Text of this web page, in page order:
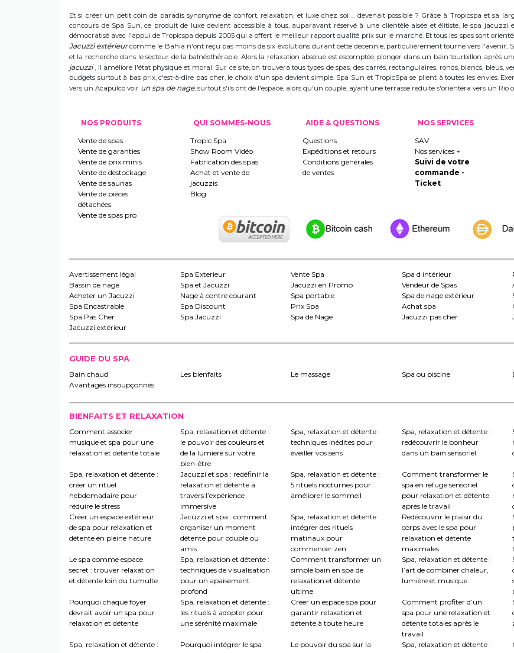
Et si créer un petit coin de paradis synonyme de confort, relaxation, et luxe chez soi ... devenait possible ? Grâce à Tropicspa et sa
concours de Spa Sun, ce produit de luxe devient accessible à tous, auparavant réservé à une clientèle aisée et élitiste, le spa
démocratisé avec l'appui de Tropicspa depuis 2005 qui a offert le meilleur rapport qualité prix sur le marché. Et tous les spas sont
Jacuzzi extérieurcomme le Bahia n'ont reçu pas moins de six évolutions durant cette décennie, particulièrement tourné vers l'avenir,
et la recherche dans le secteur de la balnéothérapie. Alors la relaxation absolue est escomptée, plonger dans un bain tourbillon après
jacuzzi, il améliore l'état physique et moral. Sur ce site, on trouvera tous types de spas, des carrés, rectangulaires, ronds, blancs, bleus,
budgets surtout à bas prix, c'est-à-dire pas cher, le choix d'un spa devient simple. Spa Sun et TropicSpa se plient à toutes les envies.
vers un Acapulco voir un spa de nage, surtout s'ils ont de l'espace, alors qu'un couple, ayant une terrasse réduite s'orientera vers un Rio
NOS PRODUITS
Vente de spas
Vente de garanties
Vente de prix minis
Vente de destockage
Vente de saunas
Vente de pièces
détachées
Vente de spas pro
QUI SOMMES-NOUS
Tropic Spa
Show Room Vidéo
Fabrication des spas
Achat et vente de
jacuzzis
Blog
AIDE & QUESTIONS
Questions
Expéditions et retours
Conditions générales
de ventes
NOS SERVICES
SAV
Nos services +
Suivi de votre
commande -
Ticket
Avertissement légal Spa Exterieur Vente Spa Spa d intérieur
Bassin de nage
Spa et Jacuzzi Jacuzzi en Promo Vendeur de Spas
Acheter un Jacuzzi
Nage à contre courant Spa portable Spa de nage extérieur
Spa Encastrable
Spa Discount Prix Spa Achat spa
Spa Pas Cher
Spa Jacuzzi Spa de Nage Jacuzzi pas cher
Jacuzzi extérieur
GUIDE DU SPA
Bain chaud Les bienfaits Le massage Spa ou piscine
Avantages insoupçonnés
BIENFAITS ET RELAXATION
Comment associer
musique et spa pour une
relaxation et détente totale
Spa, relaxation et détente :
le pouvoir des couleurs et
de la lumière sur votre
bien-être
Spa, relaxation et détente :
techniques inédites pour
éveiller vos sens
Spa, relaxation et détente :
redécouvrir le bonheur
dans un bain sensoriel
Spa, relaxation et détente :
créer un rituel
hebdomadaire pour
réduire le stress
Jacuzzi et spa : redéfinir la
relaxation et détente à
travers l’expérience
immersive
Spa, relaxation et détente :
5 rituels nocturnes pour
améliorer le sommeil
Comment transformer le
spa en refuge sensoriel
pour relaxation et détente
après le travail
Créer un espace extérieur
de spa pour relaxation et
détente en pleine nature
Jacuzzi et spa : comment
organiser un moment
détente pour couple ou
amis
Spa, relaxation et détente :
intégrer des rituels
matinaux pour
commencer zen
Redécouvrir le plaisir du
corps avec le spa pour
relaxation et détente
maximales
Le spa comme espace
secret : trouver relaxation
et détente loin du tumulte
Spa, relaxation et détente :
techniques de visualisation
pour un apaisement
profond
Comment transformer un
simple bain en spa de
relaxation et détente
ultime
Spa, relaxation et détente :
l’art de combiner chaleur,
lumière et musique
Pourquoi chaque foyer
devrait avoir un spa pour
relaxation et détente
Spa, relaxation et détente :
les rituels à adopter pour
une sérénité maximale
Créer un espace spa pour
garantir relaxation et
détente à toute heure
Comment profiter d’un
spa pour une relaxation et
détente totales après le
travail
Spa, relaxation et détente :
Pourquoi intégrer le spa
Le pouvoir du spa sur la
Spa, relaxation et détente :